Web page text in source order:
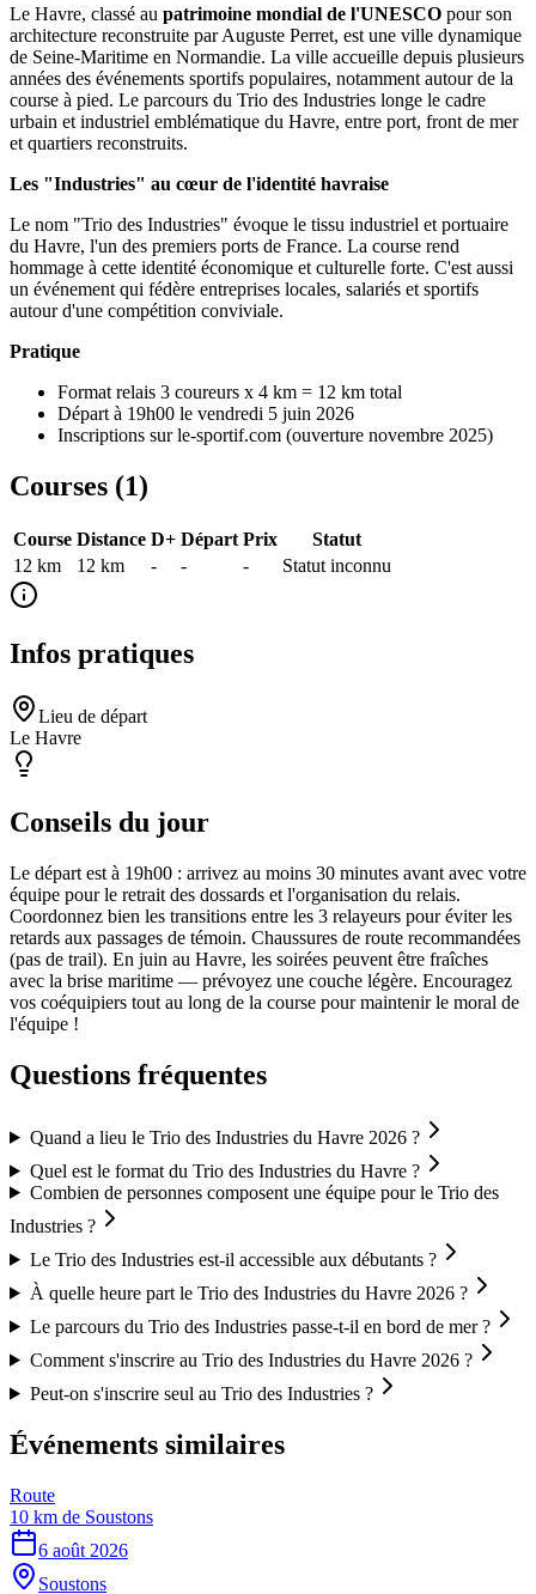
Le Havre, classé au patrimoine mondial de l'UNESCO pour son
architecture reconstruite par Auguste Perret, est une ville dynamique
de Seine-Maritime en Normandie. La ville accueille depuis plusieurs
années des événements sportifs populaires, notamment autour de la
course à pied. Le parcours du Trio des Industries longe le cadre
urbain et industriel emblématique du Havre, entre port, front de mer
et quartiers reconstruits.
Les "Industries" au cœur de l'identité havraise
Le nom "Trio des Industries" évoque le tissu industriel et portuaire
du Havre, l'un des premiers ports de France. La course rend
hommage à cette identité économique et culturelle forte. C'est aussi
un événement qui fédère entreprises locales, salariés et sportifs
autour d'une compétition conviviale.
Pratique
Format relais 3 coureurs x 4 km = 12 km total
Départ à 19h00 le vendredi 5 juin 2026
Inscriptions sur le-sportif.com (ouverture novembre 2025)
Courses (1)
Course Distance D+ Départ Prix
Statut
12 km
12 km - - - Statut inconnu
Infos pratiques
Lieu de départ
Le Havre
Conseils du jour
Le départ est à 19h00 : arrivez au moins 30 minutes avant avec votre
équipe pour le retrait des dossards et l'organisation du relais.
Coordonnez bien les transitions entre les 3 relayeurs pour éviter les
retards aux passages de témoin. Chaussures de route recommandées
(pas de trail). En juin au Havre, les soirées peuvent être fraîches
avec la brise maritime — prévoyez une couche légère. Encouragez
vos coéquipiers tout au long de la course pour maintenir le moral de
l'équipe !
Questions fréquentes
Quand a lieu le Trio des Industries du Havre 2026 ?
Quel est le format du Trio des Industries du Havre ?
Combien de personnes composent une équipe pour le Trio des
Industries ?
Le Trio des Industries est-il accessible aux débutants ?
À quelle heure part le Trio des Industries du Havre 2026 ?
Le parcours du Trio des Industries passe-t-il en bord de mer ?
Comment s'inscrire au Trio des Industries du Havre 2026 ?
Peut-on s'inscrire seul au Trio des Industries ?
Événements similaires
Route
10 km de Soustons
6 août 2026
Soustons